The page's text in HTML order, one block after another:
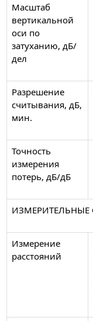
Масштаб
вертикальной
оси по
затуханию, дБ/
дел
Разрешение
считывания, дБ,
мин.
Точность
измерения
потерь, дБ/дБ
ИЗМЕРИТЕЛЬНЫЕ
Измерение
расстояний